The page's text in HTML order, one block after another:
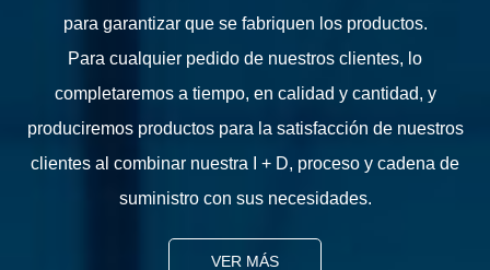
para garantizar que se fabriquen los productos.
Para cualquier pedido de nuestros clientes, lo
completaremos a tiempo, en calidad y cantidad, y
produciremos productos para la satisfacción de nuestros
clientes al combinar nuestra I + D, proceso y cadena de
suministro con sus necesidades.
VER MÁS